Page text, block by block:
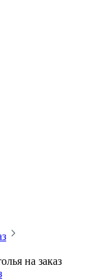
на заказ